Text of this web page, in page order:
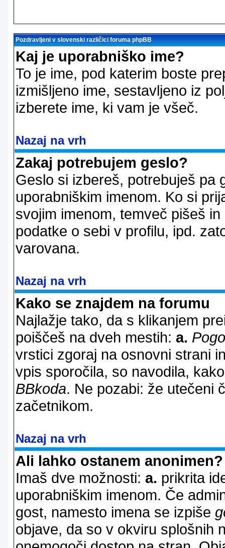
Pozdravljeni v slovenski različici foruma phpBB
Kaj je uporabniško ime?
To je ime, pod katerim boste
izmišljeno ime, sestavljeno iz
izberete ime, ki vam je všeč.
Nazaj na vrh
Zakaj potrebujem geslo?
Geslo si izbereš, potrebuješ pa
uporabniškim imenom. Ko si
svojim imenom, temveč pišeš
podatke o sebi v profilu, ipd.
varovana.
Nazaj na vrh
Kako se znajdem na forumu
Najlažje tako, da s klikanjem
poiščeš na dveh mestih: a.
vrstici zgoraj na osnovni strani
vpis sporočila, so navodila,
BBkoda. Ne pozabi: že utečeni
začetnikom.
Nazaj na vrh
Ali lahko ostanem anonimen?
Imaš dve možnosti: a. prikrita
uporabniškim imenom. Če
gost, namesto imena se izpiše
objave, da so v okviru splošnih